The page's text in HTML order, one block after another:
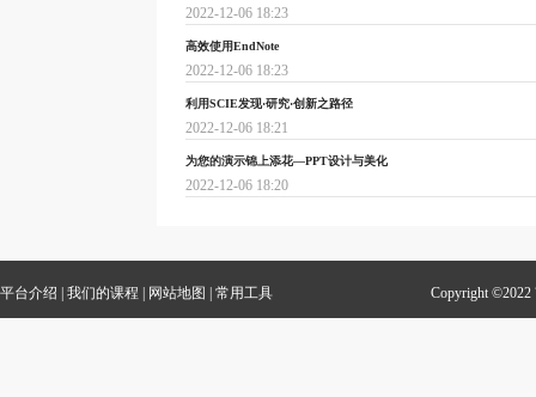
2022-12-06 18:23
高效使用EndNote
2022-12-06 18:23
利用SCIE发现·研究·创新之路径
2022-12-06 18:21
为您的演示锦上添花—PPT设计与美化
2022-12-06 18:20
平台介绍 我们的课程 网站地图 常用工具 Copyright